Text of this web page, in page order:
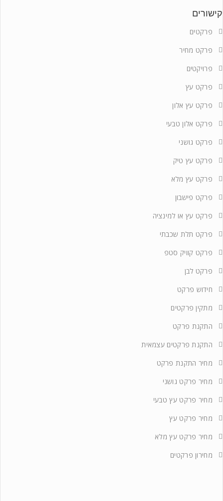
קישורים
פרקטים
פרקט מחיר
פרויקטים
פרקט עץ
פרקט עץ אלון
פרקט אלון טבעי
פרקט גושני
פרקט עץ טיק
פרקט עץ מלא
פרקט פישבון
פרקט עץ או למינציה
פרקט תלת שכבתי
פרקט קוויק סטפ
פרקט לבן
חידוש פרקט
מתקין פרקטים
התקנת פרקט
התקנת פרקטים עצמאית
מחיר התקנת פרקט
מחיר פרקט גושני
מחיר פרקט עץ טבעי
מחיר פרקט עץ
מחיר פרקט עץ מלא
מחירון פרקטים